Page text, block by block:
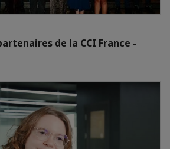
de la CCI France -